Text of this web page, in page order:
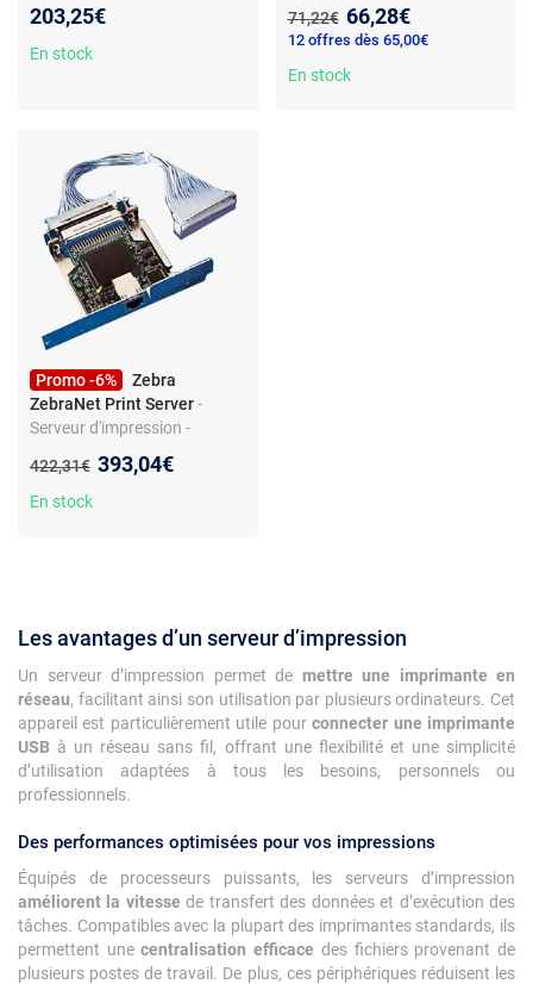
203,25€
En stock
10/100 Mb/s avec port USB
2.0
Ancien prix :
71,22€ Nouveau prix :
66,28€
12 offres dès 65,00€
En stock
Promo -6%
Zebra
ZebraNet Print Server-
Serveur d'impression -
Ancien prix :
422,31€ Nouveau prix :
393,04€
En stock
Les avantages d’un serveur d’impression
Un serveur d’impression permet de mettre une imprimante en
réseau, facilitant ainsi son utilisation par plusieurs ordinateurs. Cet
appareil est particulièrement utile pourconnecter une imprimante
USB à un réseau sans fil, offrant une flexibilité et une simplicité
d’utilisation adaptées à tous les besoins, personnels ou
professionnels.
Des performances optimisées pour vos impressions
Équipés de processeurs puissants, les serveurs d’impression
améliorent la vitesse de transfert des données et d’exécution des
tâches. Compatibles avec la plupart des imprimantes standards, ils
permettent unecentralisation efficace des fichiers provenant de
plusieurs postes de travail. De plus, ces périphériques réduisent les